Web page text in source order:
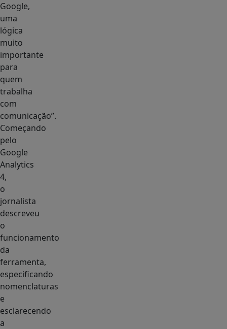
Google,
uma
lógica
muito
importante
para
quem
trabalha
com
comunicação”.
Começando
pelo
Google
Analytics
4,
o
jornalista
descreveu
o
funcionamento
da
ferramenta,
especificando
nomenclaturas
e
esclarecendo
a